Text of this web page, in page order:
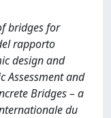
bridges for
rapporto
design and
Assessment and
Bridges – a
du